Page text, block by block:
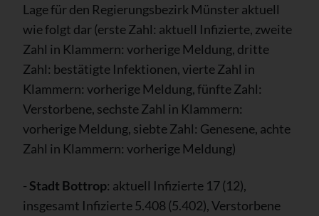
Lage für den Regierungsbezirk Münster aktuell
wie folgt dar (erste Zahl: aktuell Infizierte, zweite
Zahl in Klammern: vorherige Meldung, dritte
Zahl: bestätigte Infektionen, vierte Zahl in
Klammern: vorherige Meldung, fünfte Zahl:
Verstorbene, sechste Zahl in Klammern:
vorherige Meldung, siebte Zahl: Genesene, achte
Zahl in Klammern: vorherige Meldung)
- Stadt Bottrop: aktuell Infizierte 17 (12),
insgesamt Infizierte 5.408 (5.402), Verstorbene